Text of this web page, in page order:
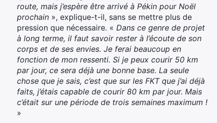
route, mais j’espère être arrivé à Pékin pour Noël
prochain », explique-t-il, sans se mettre plus de
pression que nécessaire. « Dans ce genre de projet
à long terme, il faut savoir rester à l’écoute de son
corps et de ses envies. Je ferai beaucoup en
fonction de mon ressenti. Si je peux courir 50 km
par jour, ce sera déjà une bonne base. La seule
chose que je sais, c’est que sur les FKT que j’ai déjà
faits, j’étais capable de courir 80 km par jour. Mais
c’était sur une période de trois semaines maximum !
»